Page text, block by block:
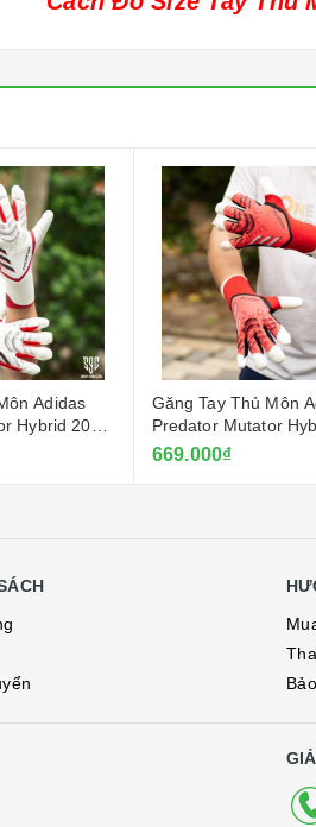
Adidas
Hybrid 2025
Găng Tay Thủ Môn
Predator Mutator
- Đỏ
669.000₫